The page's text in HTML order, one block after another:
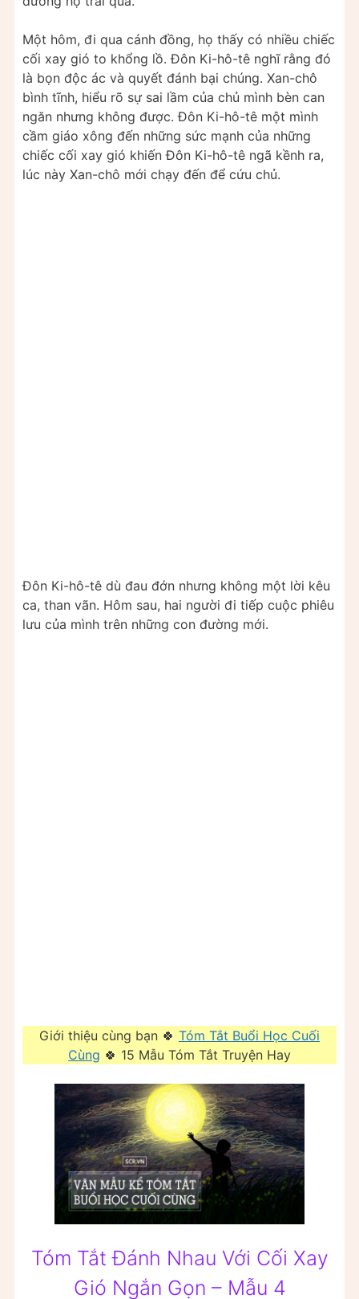
Một hôm, đi qua cánh đồng, họ thấy có nhiều chiếc
cối xay gió to khổng lồ. Đôn Ki-hô-tê nghĩ rằng đó
là bọn độc ác và quyết đánh bại chúng. Xan-chô
bình tĩnh, hiểu rõ sự sai lầm của chủ mình bèn can
ngăn nhưng không được. Đôn Ki-hô-tê một mình
cầm giáo xông đến những sức mạnh của những
chiếc cối xay gió khiến Đôn Ki-hô-tê ngã kềnh ra,
lúc này Xan-chô mới chạy đến để cứu chủ.
Đôn Ki-hô-tê dù đau đớn nhưng không một lời kêu
ca, than vãn. Hôm sau, hai người đi tiếp cuộc phiêu
lưu của mình trên những con đường mới.
Giới thiệu cùng bạn 🍀 Tóm Tắt Buổi Học Cuối
Cùng 🍀 15 Mẫu Tóm Tắt Truyện Hay
Tóm Tắt Đánh Nhau Với Cối Xay
Gió Ngắn Gọn – Mẫu 4